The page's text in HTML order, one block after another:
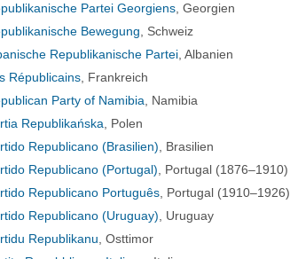
Partei Georgiens , Georgien
Bewegung , Schweiz
Republikanische Partei , Albanien
Républicains , Frankreich
Party of Namibia , Namibia
Republikańska , Polen
Republicano (Brasilien) , Brasilien
Republicano (Portugal) , Portugal (1876–1910)
Republicano Português , Portugal (1910–1926)
Republicano (Uruguay) , Uruguay
Republikanu , Osttimor